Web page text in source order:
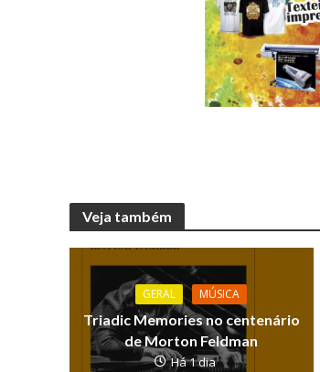
Veja também
GERAL MÚSICA
Triadic Memories no centenário
de Morton Feldman
Há 1 dia